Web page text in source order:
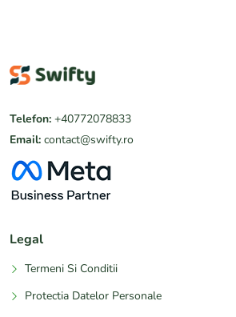
Telefon: +40772078833
Email: contact@swifty.ro
Legal
Termeni Si Conditii
Protectia Datelor Personale